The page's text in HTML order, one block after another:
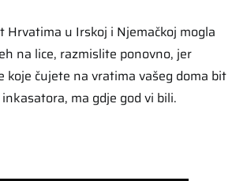
Hrvatima u Irskoj i Njemačkoj mogla
na lice, razmislite ponovno, jer
koje čujete na vratima vašeg doma bit
inkasatora, ma gdje god vi bili.